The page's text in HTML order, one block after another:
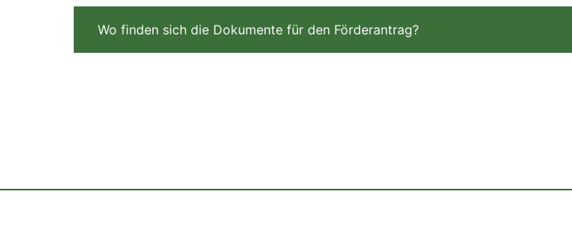
Wo finden sich die Dokumente für den Förderantrag?